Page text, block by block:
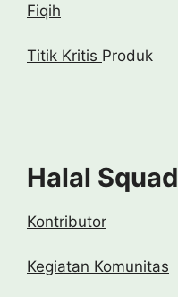
Fiqih
Titik Kritis Produk
Halal Squad
Kontributor
Kegiatan Komunitas